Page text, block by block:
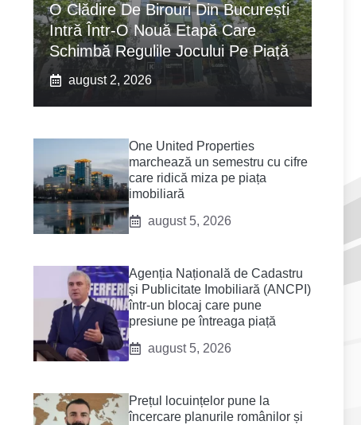
O Clădire De Birouri Din București
Intră Într-O Nouă Etapă Care
Schimbă Regulile Jocului Pe Piață
august 2, 2026
One United Properties
marchează un semestru cu cifre
care ridică miza pe piața
imobiliară
august 5, 2026
Agenția Națională de Cadastru
și Publicitate Imobiliară (ANCPI)
într-un blocaj care pune
presiune pe întreaga piață
august 5, 2026
Prețul locuințelor pune la
încercare planurile românilor și